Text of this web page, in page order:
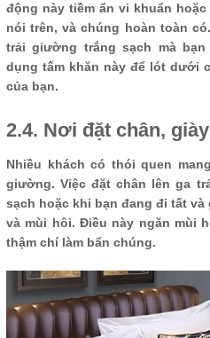
động này tiềm ẩn vi khuẩn
nói trên, và chúng hoàn toàn
trải giường trắng sạch mà
dụng tấm khăn này để lót dưới
của bạn.
2.4. Nơi đặt chân, giày
Nhiều khách có thói quen
giường. Việc đặt chân lên ga
sạch hoặc khi bạn đang đi tất
và mùi hôi. Điều này ngăn mùi
thậm chí làm bẩn chúng.